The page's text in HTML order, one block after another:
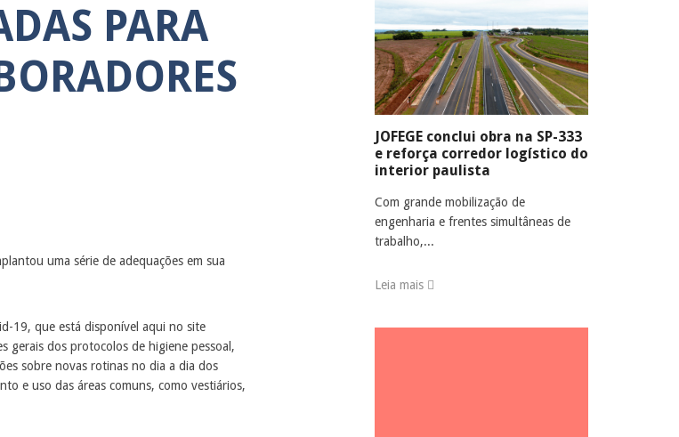
PARA
uma série de adequações em sua
19, que está disponível aqui no site
gerais dos protocolos de higiene pessoal,
sobre novas rotinas no dia a dia dos
e uso das áreas comuns, como vestiários,
JOFEGE conclui obra na SP-333
e reforça corredor logístico do
interior paulista
Com grande mobilização de
engenharia e frentes simultâneas de
trabalho,...
Leia mais